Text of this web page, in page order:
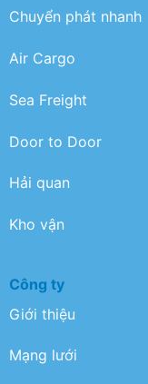
Chuyển phát nhanh
Air Cargo
Sea Freight
Door to Door
Hải quan
Kho vận
Công ty
Giới thiệu
Mạng lưới